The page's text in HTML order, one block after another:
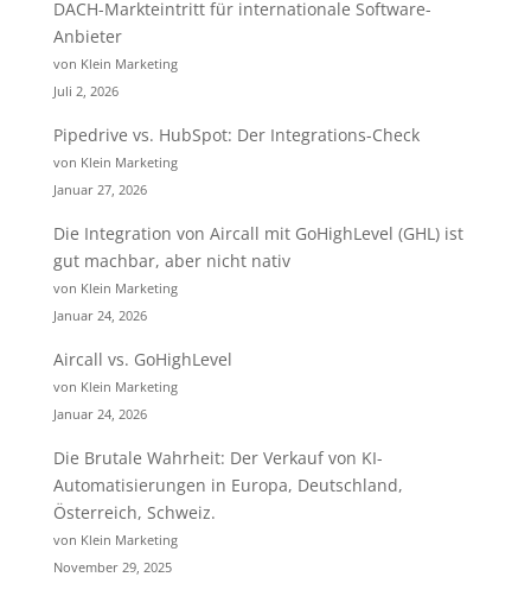
DACH-Markteintritt für internationale Software-
Anbieter
von Klein Marketing
Juli 2, 2026
Pipedrive vs. HubSpot: Der Integrations-Check
von Klein Marketing
Januar 27, 2026
Die Integration von Aircall mit GoHighLevel (GHL) ist
gut machbar, aber nicht nativ
von Klein Marketing
Januar 24, 2026
Aircall vs. GoHighLevel
von Klein Marketing
Januar 24, 2026
Die Brutale Wahrheit: Der Verkauf von KI-
Automatisierungen in Europa, Deutschland,
Österreich, Schweiz.
von Klein Marketing
November 29, 2025